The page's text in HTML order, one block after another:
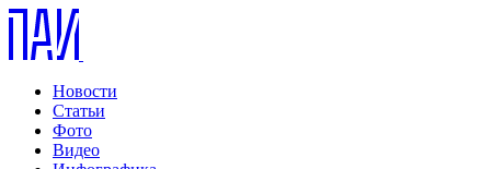
Новости
Статьи
Фото
Видео